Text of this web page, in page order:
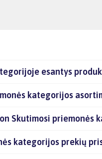
esantys
kategorijos
Skutimosi priemonės
kategorijos prekių